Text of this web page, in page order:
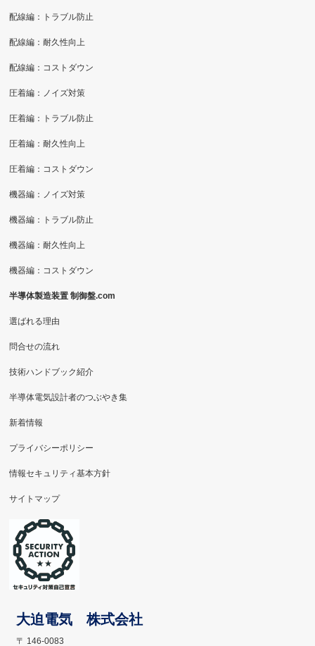
配線編：トラブル防止
配線編：耐久性向上
配線編：コストダウン
圧着編：ノイズ対策
圧着編：トラブル防止
圧着編：耐久性向上
圧着編：コストダウン
機器編：ノイズ対策
機器編：トラブル防止
機器編：耐久性向上
機器編：コストダウン
半導体製造装置 制御盤.com
選ばれる理由
問合せの流れ
技術ハンドブック紹介
半導体電気設計者のつぶやき集
新着情報
プライバシーポリシー
情報セキュリティ基本方針
サイトマップ
大迫電気 株式会社
〒 146-0083